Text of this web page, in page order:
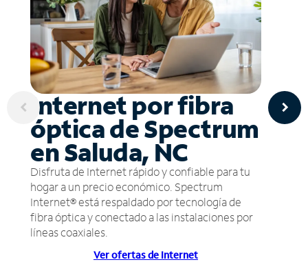
Internet por fibra
óptica de Spectrum
en Saluda, NC
Disfruta de Internet rápido y confiable para tu
hogar a un precio económico. Spectrum
Internet® está respaldado por tecnología de
fibra óptica y conectado a las instalaciones por
líneas coaxiales.
Ver ofertas de Internet